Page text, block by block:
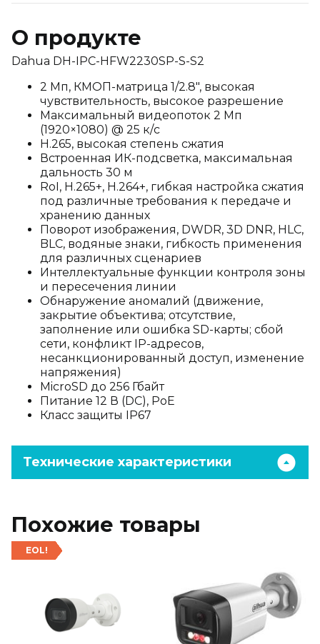
О продукте
Dahua DH-IPC-HFW2230SP-S-S2
2 Мп, КМОП-матрица 1/2.8", высокая
чувствительность, высокое разрешение
Максимальный видеопоток 2 Мп
(1920×1080) @ 25 к/с
H.265, высокая степень сжатия
Встроенная ИК-подсветка, максимальная
дальность 30 м
RoI, H.265+, H.264+, гибкая настройка сжатия
под различные требования к передаче и
хранению данных
Поворот изображения, DWDR, 3D DNR, HLC,
BLC, водяные знаки, гибкость применения
для различных сценариев
Интеллектуальные функции контроля зоны
и пересечения линии
Обнаружение аномалий (движение,
закрытие объектива; отсутствие,
заполнение или ошибка SD-карты; сбой
сети, конфликт IP-адресов,
несанкционированный доступ, изменение
напряжения)
MicroSD до 256 Гбайт
Питание 12 В (DC), PoE
Класс защиты IP67
Технические характеристики
Похожие товары
EOL!